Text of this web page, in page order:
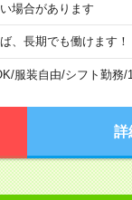
場合があります
長期でも働けます！
/服装自由/シフト勤務/
詳